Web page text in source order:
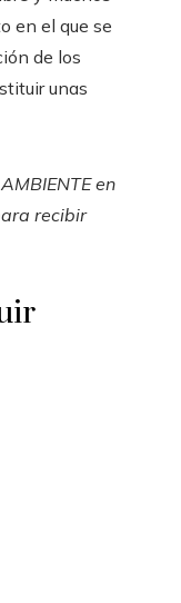
en el que se
de los
unas
en
recibir